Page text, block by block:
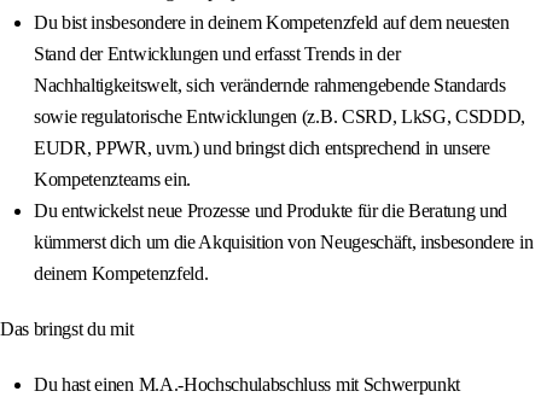
Du bist insbesondere in deinem Kompetenzfeld auf dem neuesten
Stand der Entwicklungen und erfasst Trends in der
Nachhaltigkeitswelt, sich verändernde rahmengebende Standards
sowie regulatorische Entwicklungen (z.B. CSRD, LkSG, CSDDD,
EUDR, PPWR, uvm.) und bringst dich entsprechend in unsere
Kompetenzteams ein.
Du entwickelst neue Prozesse und Produkte für die Beratung und
kümmerst dich um die Akquisition von Neugeschäft, insbesondere in
deinem Kompetenzfeld.
Das bringst du mit
Du hast einen M.A.-Hochschulabschluss mit Schwerpunkt